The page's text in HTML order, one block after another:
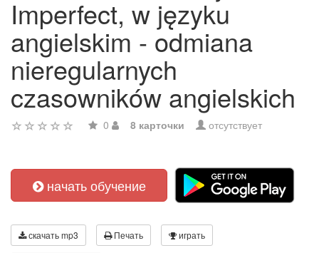
Imperfect, w języku
angielskim - odmiana
nieregularnych
czasowników angielskich
0 8 карточки отсутствует
начать обучение
скачать mp3 Печать играть